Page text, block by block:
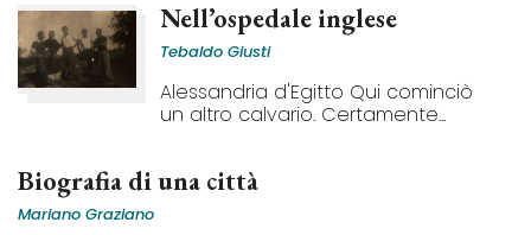
Nell’ospedale inglese
Tebaldo Giusti
Alessandria d'Egitto Qui cominciò
un altro calvario. Certamente...
Biografia di una città
Mariano Graziano